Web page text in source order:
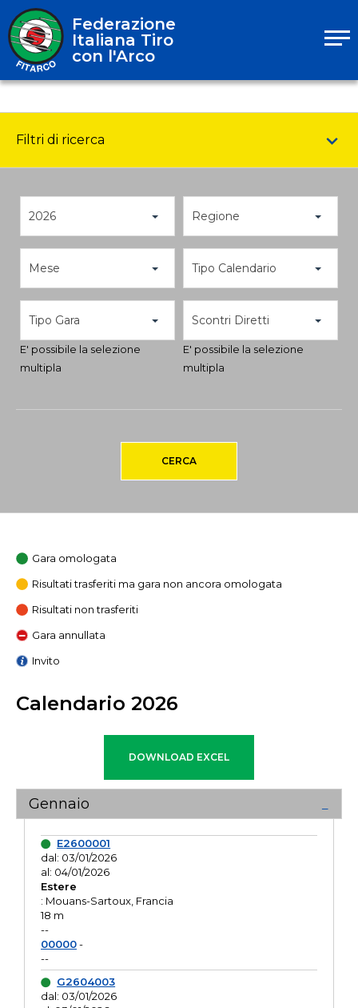
Federazione
Italiana Tiro
con l'Arco
Filtri di ricerca
2026 Regione
Mese Tipo Calendario
Tipo Gara
E' possibile la selezione
multipla
Scontri Diretti
E' possibile la selezione
multipla
CERCA
Gara omologata
Risultati trasferiti ma gara non ancora omologata
Risultati non trasferiti
Gara annullata
Invito
Calendario 2026
Gennaio
E2600001
dal: 03/01/2026
al: 04/01/2026
Estere
: Mouans-Sartoux, Francia
18 m
--
00000-
--
G2604003
dal: 03/01/2026